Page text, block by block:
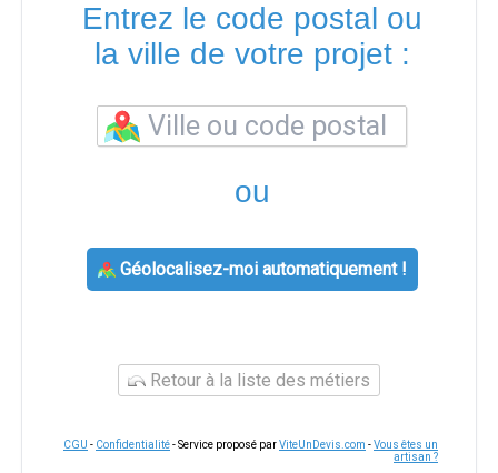
Entrez le code postal ou
la ville de votre projet :
ou
Géolocalisez-moi automatiquement !
Retour à la liste des métiers
CGU - Confidentialité- Service proposé parViteUnDevis.com -Vous êtes un
artisan ?